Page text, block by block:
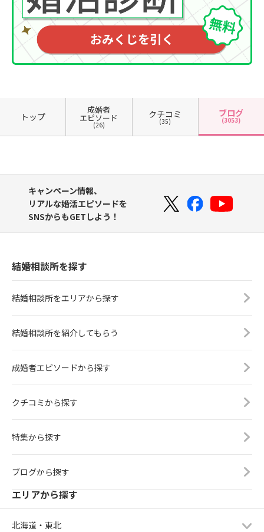
トップ
成婚者
エピソード
(26)
クチコミ
(35)
ブログ
(3053)
キャンペーン情報、
リアルな婚活エピソードを
SNSからもGETしよう！
結婚相談所を探す
結婚相談所をエリアから探す
結婚相談所を紹介してもらう
成婚者エピソードから探す
クチコミから探す
特集から探す
ブログから探す
エリアから探す
北海道・東北